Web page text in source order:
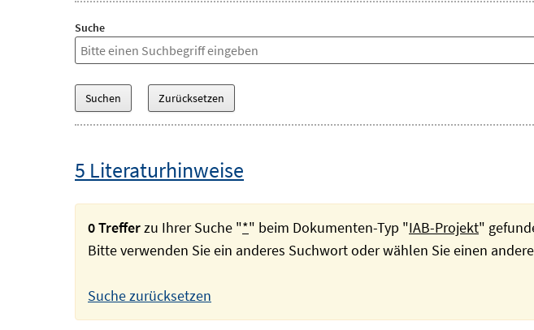
Suche
5 Literaturhinweise
0 Trefferzu Ihrer Suche "*" beim Dokumenten-Typ "IAB-Projekt"
Bitte verwenden Sie ein anderes Suchwort oder wählen Sie einen
Suche zurücksetzen